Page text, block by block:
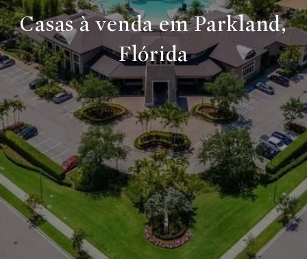
Casas à venda em Parkland,
Flórida